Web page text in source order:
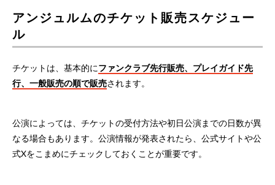
アンジュルムのチケット販売スケジュー
ル
チケットは、基本的にファンクラブ先行販売、プレイガイド先
行、一般販売の順で販売されます。
公演によっては、チケットの受付方法や初日公演までの日数が異
なる場合もあります。公演情報が発表されたら、公式サイトや公
式Xをこまめにチェックしておくことが重要です。